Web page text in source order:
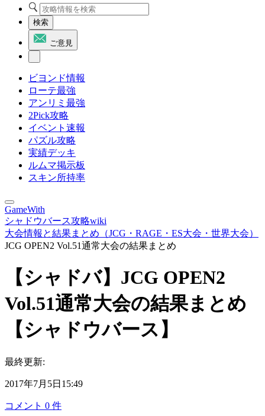
検索
ご意見
ビヨンド情報
ローテ最強
アンリミ最強
2Pick攻略
イベント速報
パズル攻略
実績デッキ
ルムマ掲示板
スキン所持率
GameWith
シャドウバース攻略wiki
大会情報と結果まとめ（JCG・RAGE・ES大会・世界大会）
JCG OPEN2 Vol.51通常大会の結果まとめ
【シャドバ】JCG OPEN2
Vol.51通常大会の結果まとめ
【シャドウバース】
最終更新:
2017年7月5日15:49
コメント 0 件